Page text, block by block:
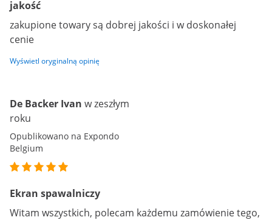
jakość
zakupione towary są dobrej jakości i w doskonałej
cenie
Wyświetl oryginalną opinię
De Backer Ivan w zeszłym
roku
Opublikowano na Expondo
Belgium
Ekran spawalniczy
Witam wszystkich, polecam każdemu zamówienie tego,